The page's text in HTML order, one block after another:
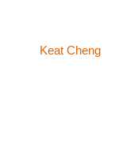
Keat Cheng